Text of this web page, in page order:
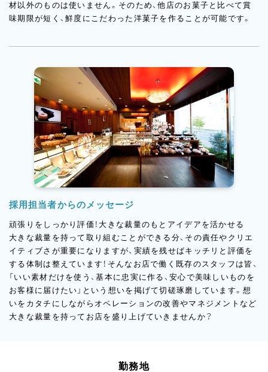
材以外のものは使いません。そのため、他店のお菓子と比べて賞
味期限が短く、鮮度にこだわった洋菓子を作ることが可能です。
採用担当者からのメッセージ
頑張りをしっかり評価！大きな裁量のもとアイデアを活かせる
大きな裁量を持って取り組むことができる分、その責任やクリエ
イティブさが重要になりますが、実績を残せばキッチリと評価を
する体制は整えています！そんなお店で働く既存のスタッフは皆、
「いい素材だけを使う、基本に忠実に作る、安心で美味しいものを
お客様に届けたい」という想いを掲げて切磋琢磨しています。想
いをカタチにしながらオペレーションの改善やマネジメントなど
大きな裁量を持ってお店を盛り上げていきませんか？
勤務地